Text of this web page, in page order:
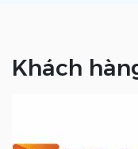
Khách